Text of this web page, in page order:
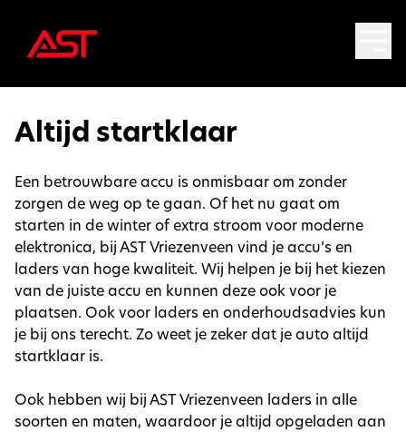
Altijd startklaar
Een betrouwbare accu is onmisbaar om zonder
zorgen de weg op te gaan. Of het nu gaat om
starten in de winter of extra stroom voor moderne
elektronica, bij AST Vriezenveen vind je accu’s en
laders van hoge kwaliteit. Wij helpen je bij het kiezen
van de juiste accu en kunnen deze ook voor je
plaatsen. Ook voor laders en onderhoudsadvies kun
je bij ons terecht. Zo weet je zeker dat je auto altijd
startklaar is.
Ook hebben wij bij AST Vriezenveen laders in alle
soorten en maten, waardoor je altijd opgeladen aan